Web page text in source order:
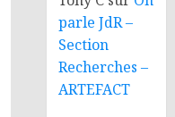
parle JdR –
Section
Recherches –
ARTEFACT